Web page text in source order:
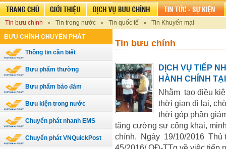
Tin bưu chính Tin trong nước Tin quốc tế
Tin Khuyến mại
BƯU CHÍNH CHUYỂN PHÁT
Thông tin cần biết
Bưu phẩm thường
Bưu phẩm bảo đảm
Bưu kiện trong nước
Chuyển phát nhanh EMS
Chuyển phát VNQuickPost
Tin bưu chính
DỊCH VỤ TIẾP
HÀNH CHÍNH
Nhằm tạo điều
thời gian đi lại,
thời góp phần
tăng cường sự công khai,
chính. Ngày 19/10/2016 Thủ